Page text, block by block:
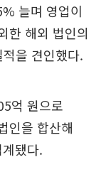
늘며 영업이
한 해외 법인의
을 견인했다.
억 원으로
인을 합산해
됐다.